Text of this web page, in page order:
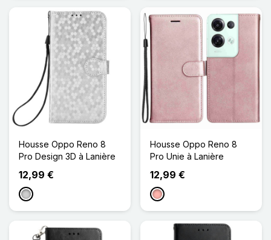
Housse Oppo Reno 8
Pro Design 3D à Lanière
12,99 €
Argenté
Housse Oppo Reno 8
Pro Unie à Lanière
12,99 €
Or Rose